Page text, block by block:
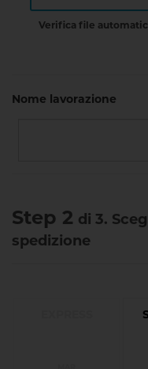
Verifica file
Nome lavorazione
Step 2 di 3.
spedizione